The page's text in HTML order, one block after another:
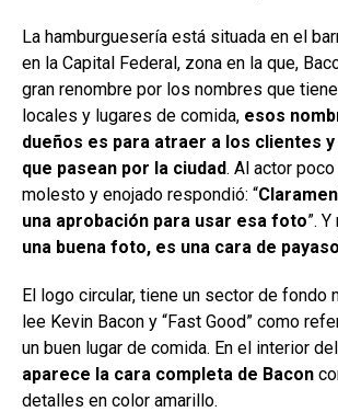
La hamburguesería está situada en el
en la Capital Federal, zona en la que,
gran renombre por los nombres que
locales y lugares de comida, esos
dueños es para atraer a los clientes
que pasean por la ciudad. Al actor
molesto y enojado respondió: “
una aprobación para usar esa foto”.
una buena foto, es una cara de
El logo circular, tiene un sector de fondo
lee Kevin Bacon y “Fast Good” como
un buen lugar de comida. En el interior
aparece la cara completa de Bacon
detalles en color amarillo.